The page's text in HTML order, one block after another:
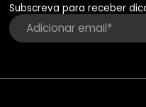
Subscreva para receber